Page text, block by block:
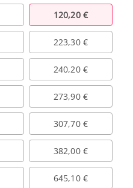
120,20 €
223,30 €
240,20 €
273,90 €
307,70 €
382,00 €
645,10 €